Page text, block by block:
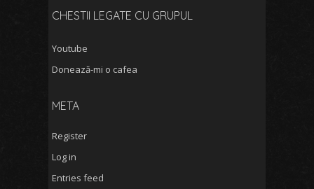
CHESTII LEGATE CU GRUPUL
Youtube
Donează-mi o cafea
META
Register
Log in
Entries feed